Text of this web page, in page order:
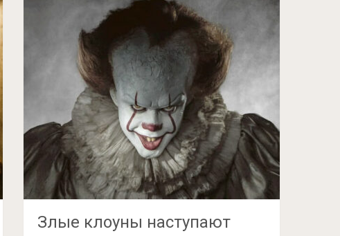
Злые клоуны наступают